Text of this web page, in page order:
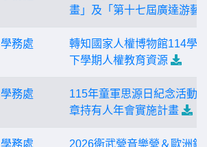
畫」及「第十七屆廣達游藝
學務處
轉知國家人權博物館114學
下學期人權教育資源
學務處
115年童軍思源日紀念活動
章持有人年會實施計畫
學務處 2026衛武營音樂營＆歐洲銅